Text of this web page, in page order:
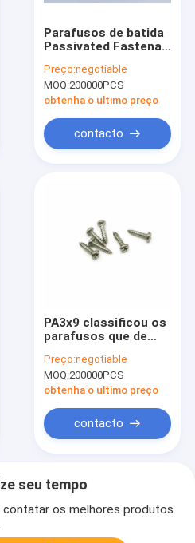
Parafusos de batida
Passivated Fastenal
aço inoxidável
Preço:negotiable
MOQ:200000PCS
obtenha o ultimo preço
contacto
PA3x9 classificou os
parafusos que de
aço inoxidável o
cromo dourou o ODM
disponível
Preço:negotiable
MOQ:200000PCS
obtenha o ultimo preço
contacto
seu tempo
contatar os melhores produtos